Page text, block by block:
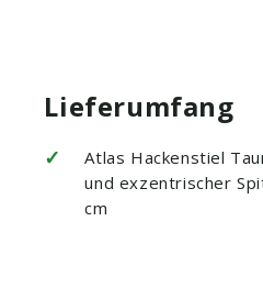
Lieferumfang
✓
Atlas Hackenstiel
und exzentrischer
cm